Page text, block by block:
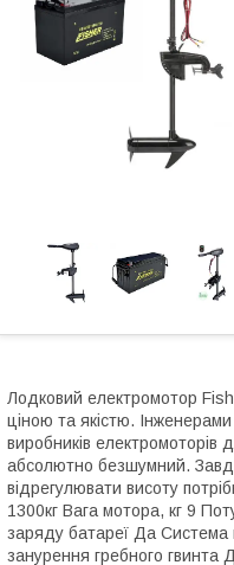
Лодковий електромотор
ціною та якістю.
виробників електромоторів
абсолютно безшумний.
відрегулювати висоту
1300кг Вага мотора, кг 9
заряду батареї Да Система
занурення гребного гвинта